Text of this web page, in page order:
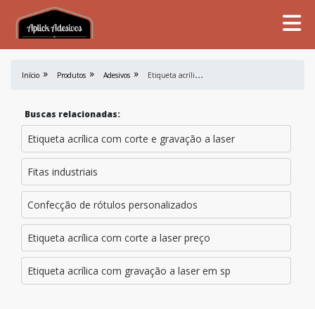
Início Produtos Adesivos E
tiqueta acrílica em cristal 2mm preço
Buscas relacionadas:
Etiqueta acrílica com corte e gravação a laser
Fitas industriais
Confecção de rótulos personalizados
Etiqueta acrílica com corte a laser preço
Etiqueta acrílica com gravação a laser em sp